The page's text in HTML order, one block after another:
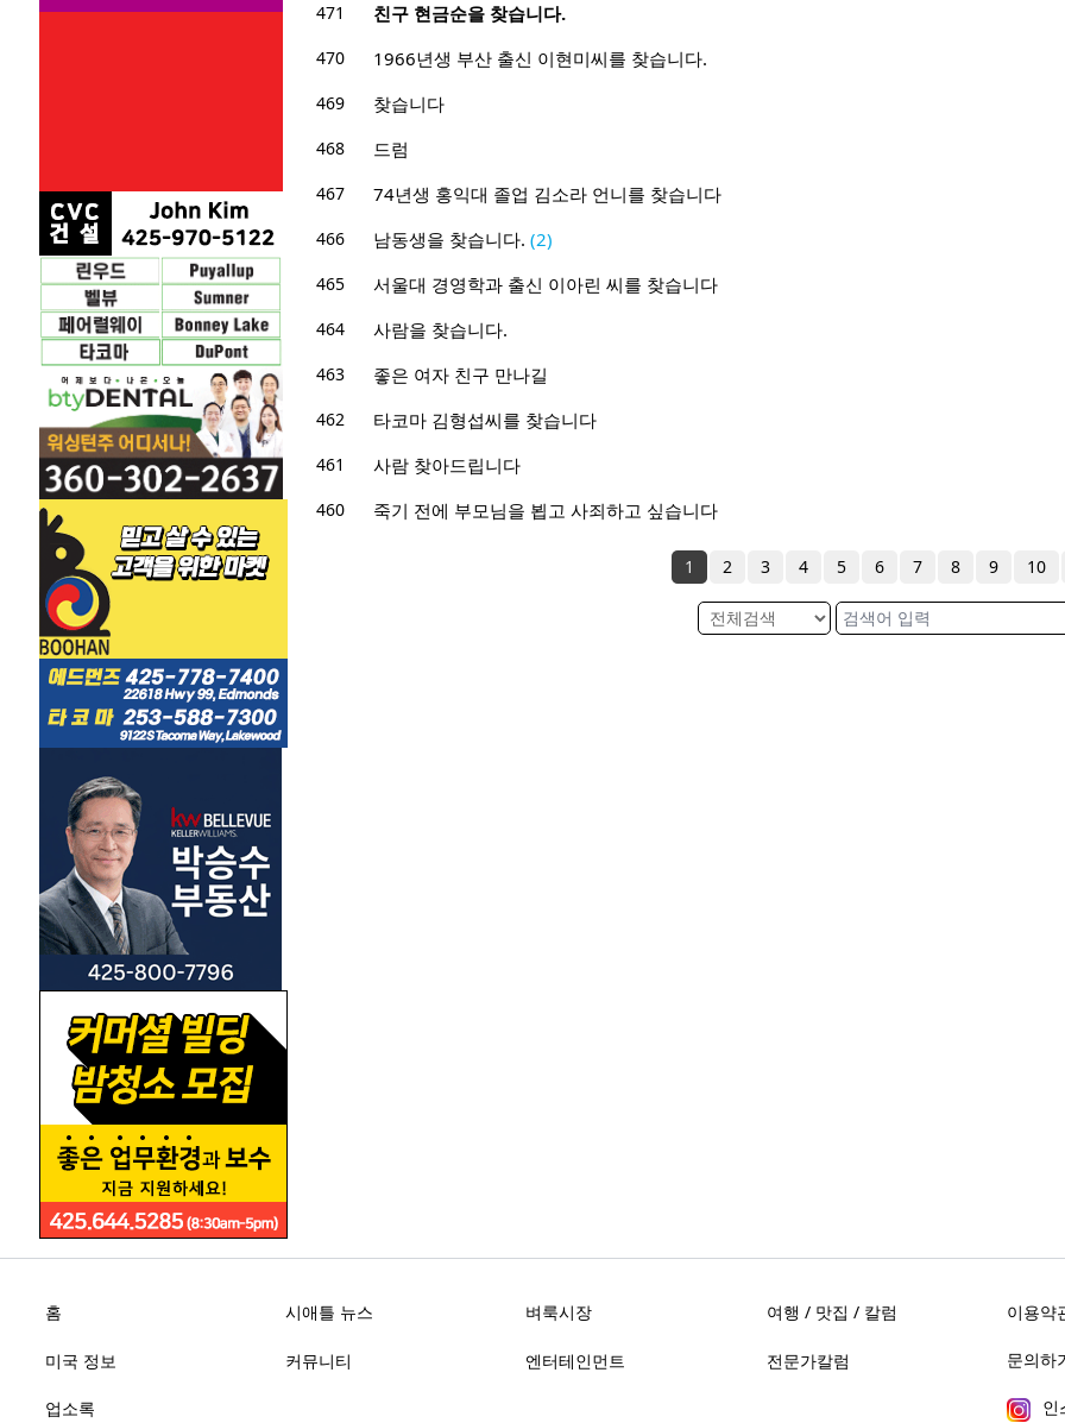
471 친구 현금순을 찾습니다.
470 1966년생 부산 출신 이현미씨를 찾습니다.
469 찾습니다
468 드럼
467 74년생 홍익대 졸업 김소라 언니를 찾습니다
466 남동생을 찾습니다. (2)
465 서울대 경영학과 출신 이아린 씨를 찾습니다
464 사람을 찾습니다.
463 좋은 여자 친구 만나길
462 타코마 김형섭씨를 찾습니다
461 사람 찾아드립니다
460 죽기 전에 부모님을 뵙고 사죄하고 싶습니다
1 2 3 4 5 6 7 8 9 10
홈 시애틀 뉴스 벼룩시장 여행 / 맛집 / 칼럼
미국 정보 커뮤니티 엔터테인먼트 전문가칼럼
업소록
이용약
문의하
인